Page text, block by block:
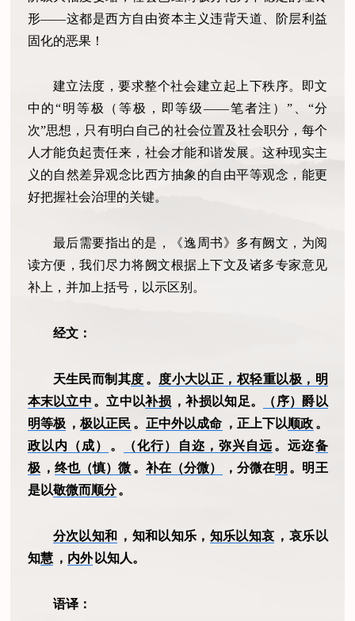
形——这都是西方自由资本主义违背天道、阶层利益
固化的恶果！
建立法度，要求整个社会建立起上下秩序。即文
中的“明等极（等极，即等级——笔者注）”、“分
次”思想，只有明白自己的社会位置及社会职分，每个
人才能负起责任来，社会才能和谐发展。这种现实主
义的自然差异观念比西方抽象的自由平等观念，能更
好把握社会治理的关键。
最后需要指出的是，《逸周书》多有阙文，为阅
读方便，我们尽力将阙文根据上下文及诸多专家意见
补上，并加上括号，以示区别。
经文：
天生民而制其度 。
度小大以正，权轻重以极，明
本末以立中 。立中以补损 ，补损以知足。
（序）爵以
明等极 ，极以正民 。 正中外以成命 ，正上下以顺政 。
政以内（成）
。 （化行）自迩，弥兴自远 。远迩备
极 ， 终也（慎）微 。 补在（分微） ，分微在明 。明王
是以敬微而顺分 。
分次以知和 ，知和以知乐， 知乐以知哀 ，哀乐以
知慧 ， 内外 以知人。
语译：